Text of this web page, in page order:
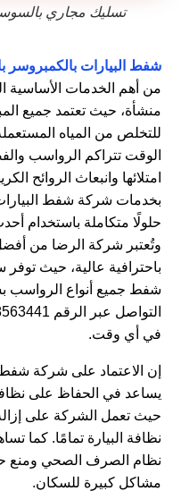
تسليك مجاري
شفط البيارات بالكمبروسر
من أهم الخدمات الأساسية
منشأة، حيث تعتمد جميع
للتخلص من المياه
الوقت تتراكم الرواسب
امتلائها وانبعاث الروائح
بخدمات شركة شفط
حلولًا متكاملة باستخدام
وتُعتبر شركة الرضا من
باحترافية عالية، حيث
شفط جميع أنواع الرواسب
في أي وقت.
إن الاعتماد على شركة شفط
يساعد في الحفاظ على نظافة
حيث تعمل الشركة على
نظافة البيارة تمامًا. كما
نظام الصرف الصحي ومنع
مشاكل كبيرة للسكان.